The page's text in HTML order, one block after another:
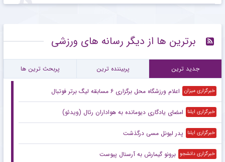
برترین ها از دیگر رسانه های ورزشی
جدید ترین پربیننده ترین پربحث ترین ها
خبرگزاری میزان اعلام ورزشگاه محل برگزاری ۶ مسابقه لیگ برتر فوتبال
خبرگزاری ایلنا امضای یادگاری دیومانده به هواداران رئال (ویدئو)
خبرگزاری ایلنا پدر لیونل مسی درگذشت
خبرگزاری دانشجو برونو گیمارش به آرسنال پیوست